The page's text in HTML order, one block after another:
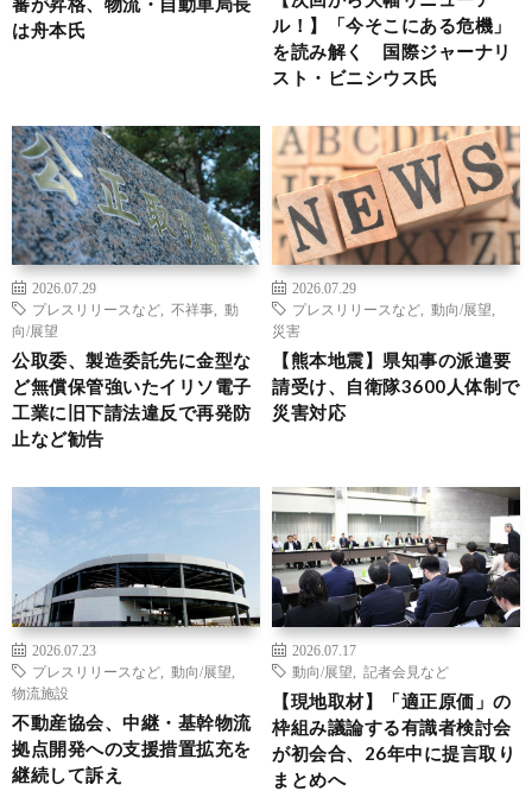
は舟本氏
ル！】「今そこにある危機」
を読み解く 国際ジャーナリ
スト・ビニシウス氏
2026.07.29
プレスリリースなど
不祥事
動
向/展望
公取委、製造委託先に金型な
ど無償保管強いたイリソ電子
工業に旧下請法違反で再発防
止など勧告
2026.07.29
プレスリリースなど
動向/展望
災害
【熊本地震】県知事の派遣要
請受け、自衛隊3600人体制で
災害対応
2026.07.23
プレスリリースなど
動向/展望
物流施設
不動産協会、中継・基幹物流
拠点開発への支援措置拡充を
継続して訴え
2026.07.17
動向/展望
記者会見など
【現地取材】「適正原価」の
枠組み議論する有識者検討会
が初会合、26年中に提言取り
まとめへ